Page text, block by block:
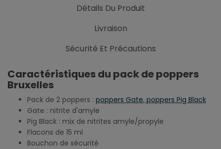
Détails Du Produit
Livraison
Sécurité Et Précautions
Caractéristiques du pack de poppers
Bruxelles
Pack de 2 poppers : poppers Gate, poppers Pig Black
Gate : nitrite d'amyle
Pig Black : mix de nitrites amyle/propyle
Flacons de 15 ml
Bouchon de sécurité